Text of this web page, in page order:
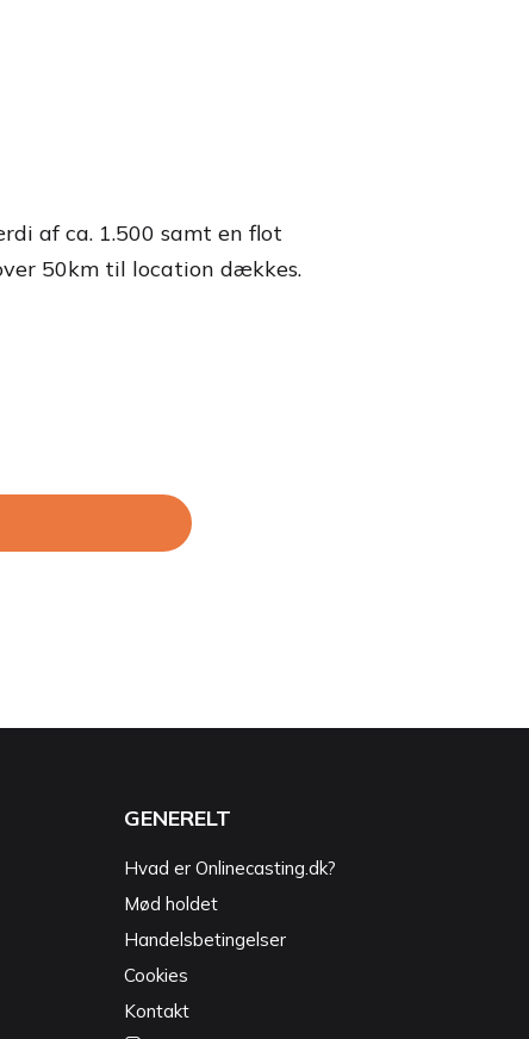
af ca. 1.500 samt en flot
50km til location dækkes.
GENERELT
Hvad er Onlinecasting.dk?
Mød holdet
Handelsbetingelser
Cookies
Kontakt